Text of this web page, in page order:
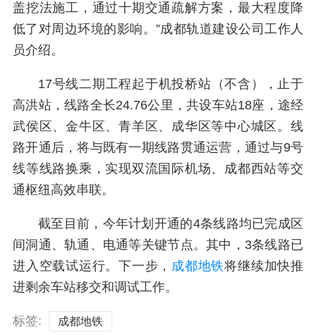
盖挖法施工，通过十期交通疏解方案，最大程度降
低了对周边环境的影响。”成都轨道建设公司工作人
员介绍。
17号线二期工程起于机投桥站（不含），止于
高洪站，线路全长24.76公里，共设车站18座，途经
武侯区、金牛区、青羊区、成华区等中心城区。线
路开通后，将与既有一期线路贯通运营，通过与9号
线等线路换乘，实现双流国际机场、成都西站等交
通枢纽高效串联。
截至目前，今年计划开通的4条线路均已完成区
间洞通、轨通、电通等关键节点。其中，3条线路已
进入空载试运行。下一步， 成都地铁将继续加快推
进剩余车站移交和调试工作。
标签: 成都地铁